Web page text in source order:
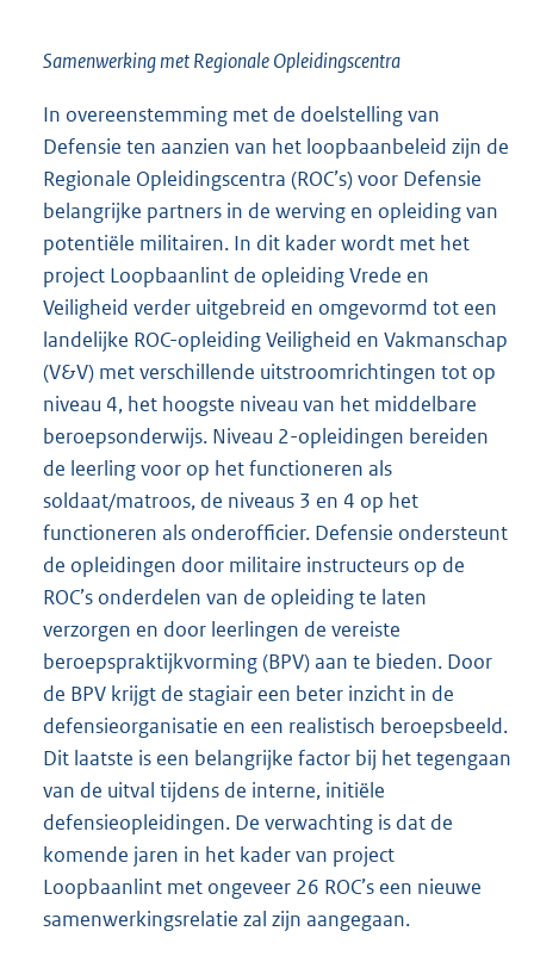
Samenwerking met Regionale Opleidingscentra
In overeenstemming met de doelstelling van
Defensie ten aanzien van het loopbaanbeleid zijn de
Regionale Opleidingscentra (ROC’s) voor Defensie
belangrijke partners in de werving en opleiding van
potentiële militairen. In dit kader wordt met het
project Loopbaanlint de opleiding Vrede en
Veiligheid verder uitgebreid en omgevormd tot een
landelijke ROC-opleiding Veiligheid en Vakmanschap
(V&V) met verschillende uitstroomrichtingen tot op
niveau 4, het hoogste niveau van het middelbare
beroepsonderwijs. Niveau 2-opleidingen bereiden
de leerling voor op het functioneren als
soldaat/matroos, de niveaus 3 en 4 op het
functioneren als onderofficier. Defensie ondersteunt
de opleidingen door militaire instructeurs op de
ROC’s onderdelen van de opleiding te laten
verzorgen en door leerlingen de vereiste
beroepspraktijkvorming (BPV) aan te bieden. Door
de BPV krijgt de stagiair een beter inzicht in de
defensieorganisatie en een realistisch beroepsbeeld.
Dit laatste is een belangrijke factor bij het tegengaan
van de uitval tijdens de interne, initiële
defensieopleidingen. De verwachting is dat de
komende jaren in het kader van project
Loopbaanlint met ongeveer 26 ROC’s een nieuwe
samenwerkingsrelatie zal zijn aangegaan.